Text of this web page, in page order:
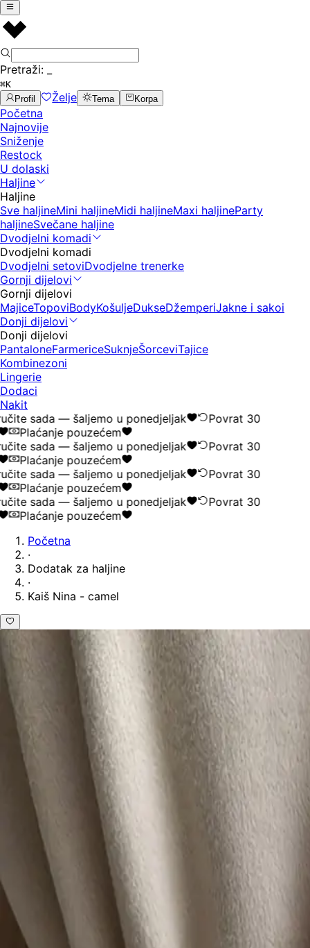
Pretraži:
⌘K
Profil
Želje Tema Korpa
Početna
Najnovije
Sniženje
Restock
U dolaski
Haljine
Haljine
Sve haljineMini haljineMidi haljineMaxi haljineParty
haljineSvečane haljine
Dvodjelni komadi
Dvodjelni komadi
Dvodjelni setoviDvodjelne trenerke
Gornji dijelovi
Gornji dijelovi
MajiceTopoviBodyKošuljeDukseDžemperiJakne i sakoi
Donji dijelovi
Donji dijelovi
PantaloneFarmericeSuknjeŠorceviTajice
Kombinezoni
Lingerie
Dodaci
Nakit
sada — šaljemo u ponedjeljak
Povrat 30
Plaćanje pouzećem
sada — šaljemo u ponedjeljak
Povrat 30
Plaćanje pouzećem
sada — šaljemo u ponedjeljak
Povrat 30
Plaćanje pouzećem
sada — šaljemo u ponedjeljak
Povrat 30
Plaćanje pouzećem
Početna
·
Dodatak za haljine
·
Kaiš Nina - camel